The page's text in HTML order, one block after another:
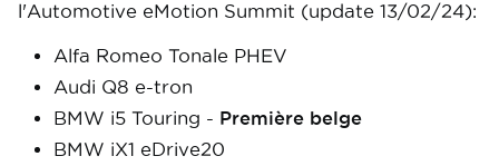
l'Automotive eMotion Summit (update 13/02/24):
Alfa Romeo Tonale PHEV
Audi Q8 e-tron
BMW i5 Touring - Première belge
BMW iX1 eDrive20